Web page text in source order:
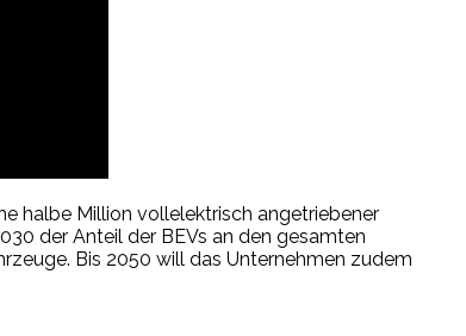
halbe Million vollelektrisch angetriebener
der Anteil der BEVs an den gesamten
Bis 2050 will das Unternehmen zudem